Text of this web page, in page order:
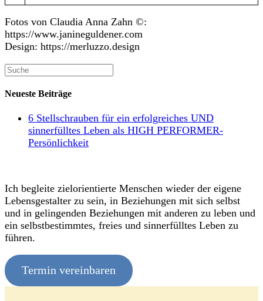
Fotos von Claudia Anna Zahn ©:
https://www.janineguldener.com
Design: https://merluzzo.design
Neueste Beiträge
6 Stellschrauben für ein erfolgreiches UND
sinnerfülltes Leben als HIGH PERFORMER-
Persönlichkeit
Ich begleite zielorientierte Menschen wieder der eigene
Lebensgestalter zu sein, in Beziehungen mit sich selbst
und in gelingenden Beziehungen mit anderen zu leben und
ein selbstbestimmtes, freies und sinnerfülltes Leben zu
führen.
Termin vereinbaren